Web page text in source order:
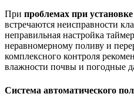
При проблемах при
встречаются неисправности
неправильная настройка
неравномерному поливу и
комплексного контроля
влажности почвы и погодные
Система автоматического